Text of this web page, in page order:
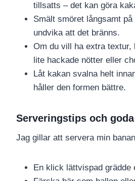
tillsatts – det kan göra
Smält smöret långsamt
undvika att det bränns.
Om du vill ha extra textur,
lite hackade nötter eller
Låt kakan svalna helt
håller den formen bättre.
Serveringstips och
Jag gillar att servera min
En klick lättvispad grädde